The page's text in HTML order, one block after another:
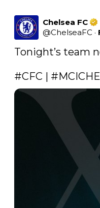
Chelsea FC
@ChelseaFC ·
Tonight’s team
#CFC | #MCICHE